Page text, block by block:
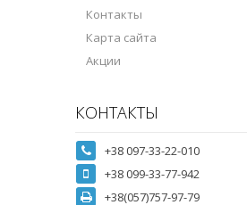
Контакты
Карта сайта
Акции
КОНТАКТЫ
+38 097-33-22-010
+38 099-33-77-942
+38(057)757-97-79